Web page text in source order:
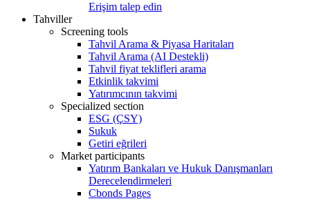
Erişim talep edin
Tahviller
Screening tools
Tahvil Arama & Piyasa Haritaları
Tahvil Arama (AI Destekli)
Tahvil fiyat teklifleri arama
Etkinlik takvimi
Yatırımcının takvimi
Specialized section
ESG (ÇSY)
Sukuk
Getiri eğrileri
Market participants
Yatırım Bankaları ve Hukuk Danışmanları
Derecelendirmeleri
Cbonds Pages